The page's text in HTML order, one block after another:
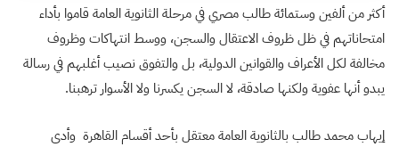
أكثر من ألفين وستمائة طالب مصري في مرحلة الثانوية العامة قاموا بأداء
امتحاناتهم في ظل ظروف الاعتقال والسجن، ووسط انتهاكات وظروف
مخالفة لكل الأعراف والقوانين الدولية، بل والتفوق نصيب أغلبهم في رسالة
يبدو أنها عفوية ولكنها صادقة، لا السجن يكسرنا ولا الأسوار ترهبنا.
إيهاب محمد طالب بالثانوية العامة معتقل بأحد أقسام القاهرة وأدى